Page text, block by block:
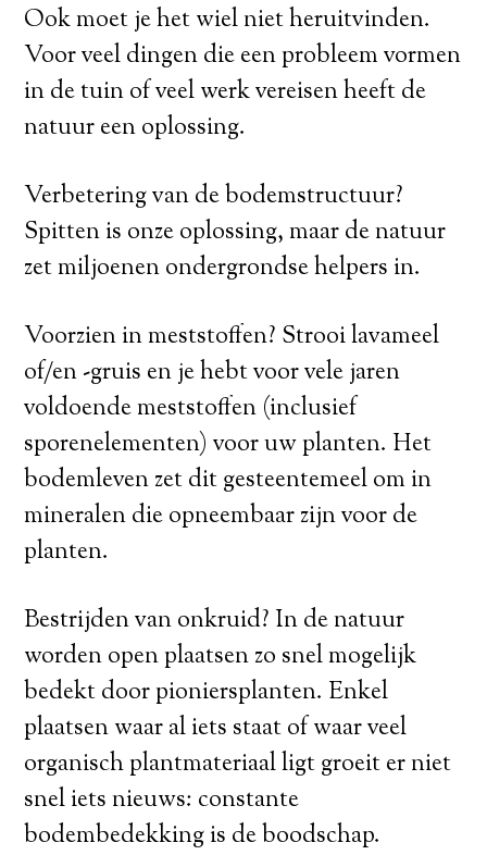
Ook moet je het wiel niet heruitvinden.
Voor veel dingen die een probleem vormen
in de tuin of veel werk vereisen heeft de
natuur een oplossing.
Verbetering van de bodemstructuur?
Spitten is onze oplossing, maar de natuur
zet miljoenen ondergrondse helpers in.
Voorzien in meststoffen? Strooi lavameel
of/en -gruis en je hebt voor vele jaren
voldoende meststoffen (inclusief
sporenelementen) voor uw planten. Het
bodemleven zet dit gesteentemeel om in
mineralen die opneembaar zijn voor de
planten.
Bestrijden van onkruid? In de natuur
worden open plaatsen zo snel mogelijk
bedekt door pioniersplanten. Enkel
plaatsen waar al iets staat of waar veel
organisch plantmateriaal ligt groeit er niet
snel iets nieuws: constante
bodembedekking is de boodschap.